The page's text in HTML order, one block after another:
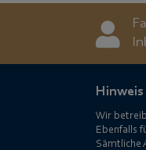
Hinweis
Wir
Ebenfalls
Sämtliche